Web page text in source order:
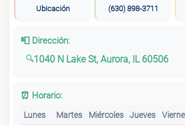
Ubicación (630) 898-3711
📮 Dirección:
1040 N Lake St, Aurora, IL 60506
⏰ Horario:
Lunes Martes Miércoles Jueves